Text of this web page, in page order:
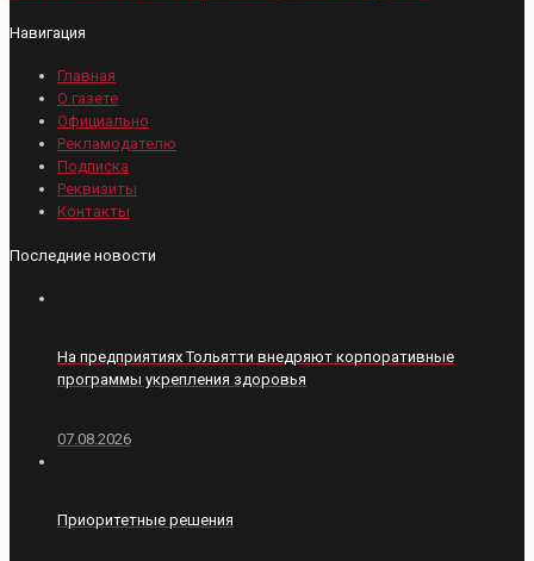
Навигация
Главная
О газете
Официально
Рекламодателю
Подписка
Реквизиты
Контакты
Последние новости
На предприятиях Тольятти внедряют корпоративные
программы укрепления здоровья
07.08.2026
Приоритетные решения